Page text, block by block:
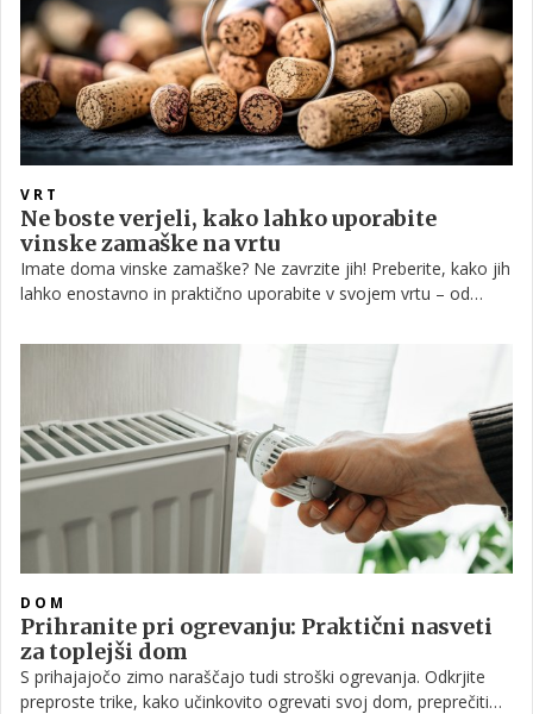
VRT
Ne boste verjeli, kako lahko uporabite
vinske zamaške na vrtu
Imate doma vinske zamaške? Ne zavrzite jih! Preberite, kako jih
lahko enostavno in praktično uporabite v svojem vrtu – od
veliko več.
DOM
Prihranite pri ogrevanju: Praktični nasveti
za toplejši dom
S prihajajočo zimo naraščajo tudi stroški ogrevanja. Odkrjite
preproste trike, kako učinkovito ogrevati svoj dom, preprečiti